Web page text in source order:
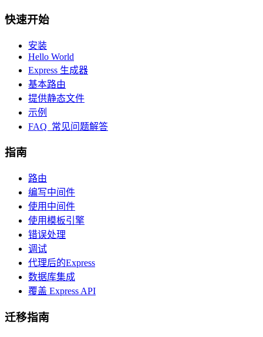
快速开始
安装
Hello World
Express 生成器
基本路由
提供静态文件
示例
FAQ 常见问题解答
指南
路由
编写中间件
使用中间件
使用模板引擎
错误处理
调试
代理后的Express
数据库集成
覆盖 Express API
迁移指南